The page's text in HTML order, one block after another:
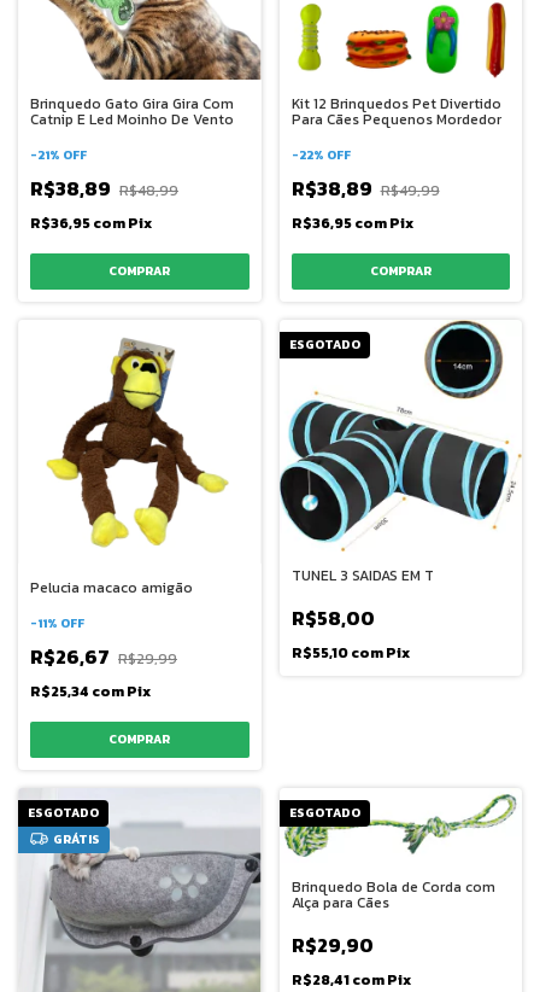
Brinquedo Gato Gira Gira Com
Catnip E Led Moinho De Vento
-21% OFF
R$38,89 R$48,99
R$36,95comPix
Kit 12 Brinquedos Pet Divertido
Para Cães Pequenos Mordedor
-22% OFF
R$38,89 R$49,99
R$36,95comPix
Pelucia macaco amigão
-11% OFF
R$26,67 R$29,99
R$25,34 comPix
ESGOTADO
TUNEL 3 SAIDAS EM T
R$58,00
R$55,10comPix
ESGOTADO
GRÁTIS
ESGOTADO
Brinquedo Bola de Corda com
Alça para Cães
R$29,90
R$28,41comPix